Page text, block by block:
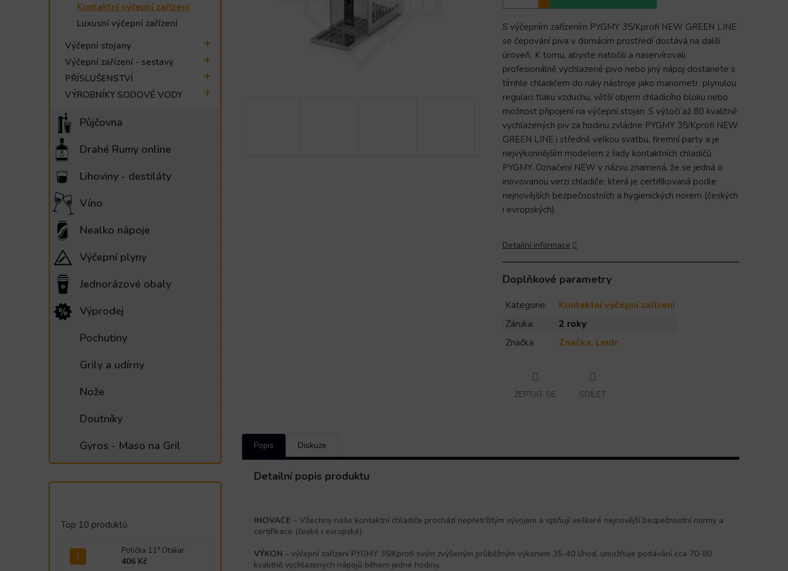
Kontaktní výčepní zařízení
Luxusní výčepní zařízení
Výčepní stojany
Výčepní zařízení - sestavy
PŘÍSLUŠENSTVÍ
VÝROBNÍKY SODOVÉ VODY
Půjčovna
Drahé Rumy online
Lihoviny - destiláty
Víno
Nealko nápoje
Výčepní plyny
Jednorázové obaly
Výprodej
Pochutiny
Grily a udírny
Nože
Doutníky
Gyros - Maso na Gril
Top 10 produktů
Polička 11° Otakar
406 Kč
S výčepním zařízením PYGMY 35/Kprofi NEW GREEN LINE
se čepování piva v domácím prostředí dostává na další
úroveň. K tomu, abyste natočili a naservírovali
profesionálně vychlazené pivo nebo jiný nápoj dostanete s
tímhle chladičem do ruky nástroje jako manometr, plynulou
regulaci tlaku vzduchu, větší objem chladicího bloku nebo
možnost připojení na výčepní stojan. S výtočí až 80 kvalitně
vychlazených piv za hodinu zvládne PYGMY 35/Kprofi NEW
GREEN LINE i středně velkou svatbu, firemní party a je
nejvýkonnějším modelem z řady kontaktních chladičů
PYGMY. Označení NEW v názvu znamená, že se jedná o
inovovanou verzi chladiče, která je certifikovaná podle
nejnovějších bezpečnostních a hygienických norem (českých
i evropských).
Detailní informace
Doplňkové parametry
Kategorie:
Kontaktní výčepní zařízení
Záruka:
2 roky
Značka
Značka: Lindr
ZEPTAT SE SDÍLET
Popis Diskuze
Detailní popis produktu
INOVACE – Všechny naše kontaktní chladiče prochází nepřetržitým vývojem a splňují veškeré nejnovější bezpečnostní normy a
certifikace (české i evropské).
VÝKON – výčepní zařízení PYGMY 35/Kprofi svým zvýšeným průběžným výkonem 35-40 l/hod. umožňuje podávání cca 70-80
kvalitně vychlazených nápojů během jedné hodiny.